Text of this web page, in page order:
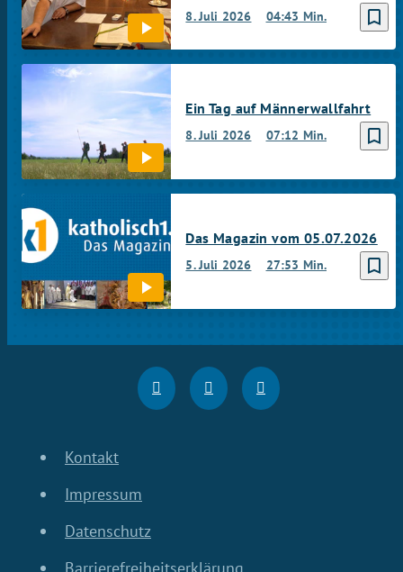
bookmark_border
8. Juli 2026 04:43 Min.
bookmark_border
8. Juli 2026 07:12 Min.
Ein Tag auf Männerwallfahrt
bookmark_border
5. Juli 2026 27:53 Min.
Das Magazin vom 05.07.2026
Kontakt
Impressum
Datenschutz